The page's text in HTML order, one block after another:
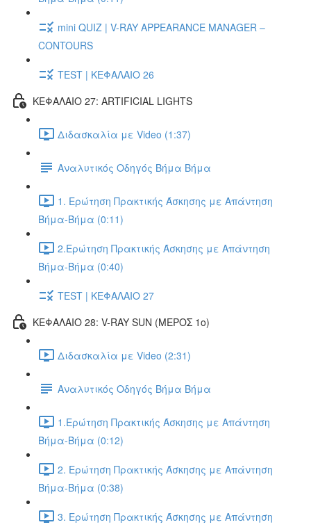
mini QUIZ | V-RAY APPEARANCE MANAGER –
CONTOURS
TEST | ΚΕΦΑΛΑΙΟ 26
ΚΕΦΑΛΑΙΟ 27: ARTIFICIAL LIGHTS
Διδασκαλία με Video (1:37)
Αναλυτικός Οδηγός Βήμα Βήμα
1. Ερώτηση Πρακτικής Άσκησης με Απάντηση
Βήμα-Βήμα (0:11)
2.Ερώτηση Πρακτικής Άσκησης με Απάντηση
Βήμα-Βήμα (0:40)
TEST | ΚΕΦΑΛΑΙΟ 27
ΚΕΦΑΛΑΙΟ 28: V-RAY SUN (ΜΕΡΟΣ 1o)
Διδασκαλία με Video (2:31)
Αναλυτικός Οδηγός Βήμα Βήμα
1.Ερώτηση Πρακτικής Άσκησης με Απάντηση
Βήμα-Βήμα (0:12)
2. Ερώτηση Πρακτικής Άσκησης με Απάντηση
Βήμα-Βήμα (0:38)
3. Ερώτηση Πρακτικής Άσκησης με Απάντηση